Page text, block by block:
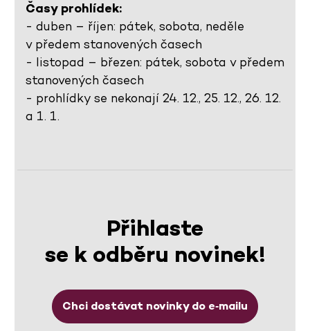
Časy prohlídek:
- duben – říjen: pátek, sobota, neděle
v předem stanovených časech
- listopad – březen: pátek, sobota v předem
stanovených časech
- prohlídky se nekonají 24. 12., 25. 12., 26. 12.
a 1. 1.
Přihlaste
se k odběru novinek!
Chci dostávat novinky do e‑mailu